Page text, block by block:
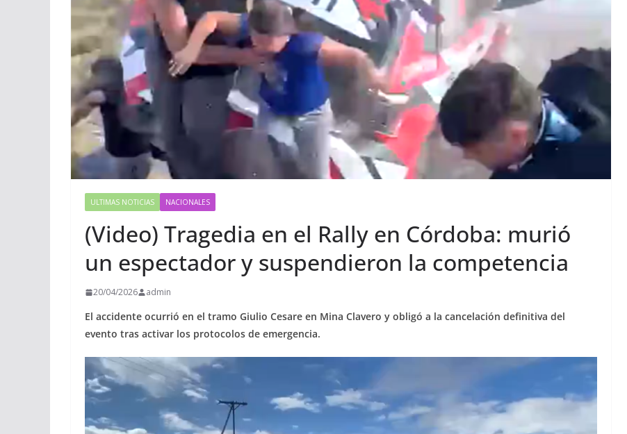
ULTIMAS NOTICIAS NACIONALES
(Video) Tragedia en el Rally en Córdoba: murió
un espectador y suspendieron la competencia
20/04/2026 admin
El accidente ocurrió en el tramo Giulio Cesare en Mina Clavero y obligó a la cancelación definitiva del
evento tras activar los protocolos de emergencia.